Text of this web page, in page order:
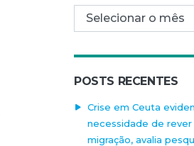
Arquivo mensal
POSTS RECENTES
Crise em Ceuta
necessidade de
migração, avalia